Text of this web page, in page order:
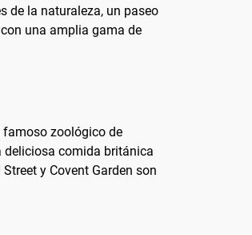
de la naturaleza, un paseo
una amplia gama de
famoso zoológico de
deliciosa comida británica
y Covent Garden son